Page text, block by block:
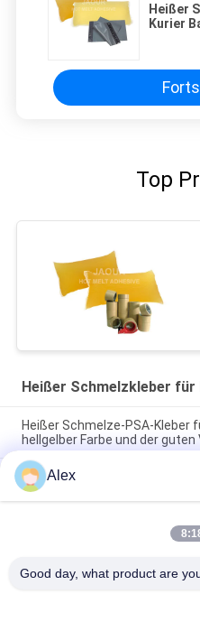
Heißer
Kurier
Top
Heißer Schmelzkleber
Heißer Schmelze-PSA-Kleber
hellgelber Farbe und der
Hellgelber druckempfindlicher
industrielle Bandanwendungen
100% fester heißer
Seiten versehenes
Alex
Good day, what product are